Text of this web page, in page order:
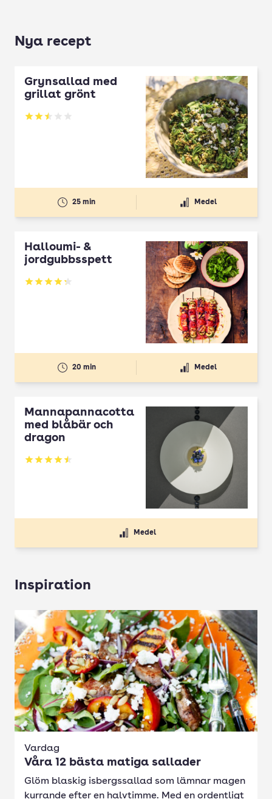
Nya recept
Grynsallad med
grillat grönt
Betyg: 2.5 av 5
25 min Medel
Halloumi- &
jordgubbsspett
Betyg: 4.3 av 5
20 min Medel
Mannapannacotta
med blåbär och
dragon
Betyg: 4.5 av 5
Medel
Inspiration
Vardag
Våra 12 bästa matiga sallader
Glöm blaskig isbergssallad som lämnar magen
kurrande efter en halvtimme. Med en ordentligt